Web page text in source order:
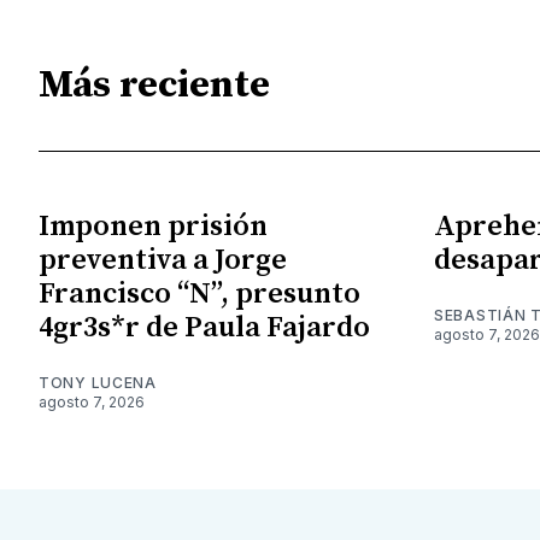
Más reciente
Imponen prisión
preventiva a Jorge
Francisco “N”, presunto
4gr3s*r de Paula Fajardo
TONY LUCENA
agosto 7, 2026
SEBASTIÁN
agosto 7, 2026